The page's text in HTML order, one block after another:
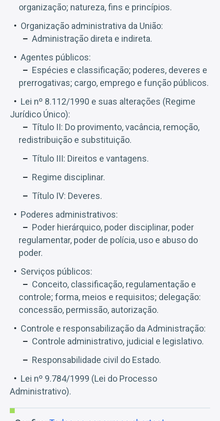
organização; natureza, fins e princípios.
Organização administrativa da União:
Administração direta e indireta.
Agentes públicos:
Espécies e classificação; poderes, deveres e
prerrogativas; cargo, emprego e função públicos.
Lei nº 8.112/1990 e suas alterações (Regime
Jurídico Único):
Título II: Do provimento, vacância, remoção,
redistribuição e substituição.
Título III: Direitos e vantagens.
Regime disciplinar.
Título IV: Deveres.
Poderes administrativos:
Poder hierárquico, poder disciplinar, poder
regulamentar, poder de polícia, uso e abuso do
poder.
Serviços públicos:
Conceito, classificação, regulamentação e
controle; forma, meios e requisitos; delegação:
concessão, permissão, autorização.
Controle e responsabilização da Administração:
Controle administrativo, judicial e legislativo.
Responsabilidade civil do Estado.
Lei nº 9.784/1999 (Lei do Processo
Administrativo).